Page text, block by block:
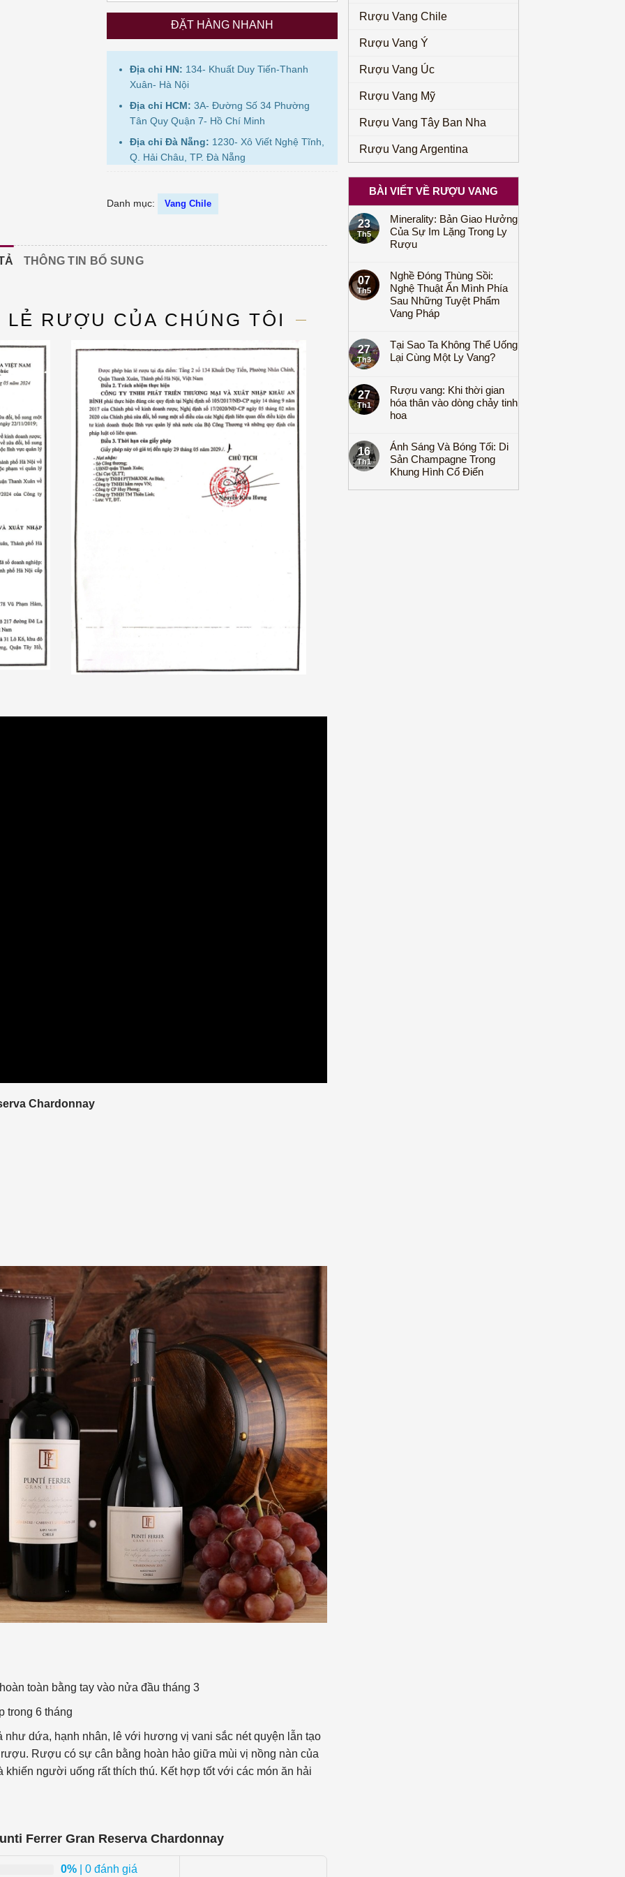
Rượu Vang Chile
Rượu Vang Ý
Rượu Vang Úc
Rượu Vang Mỹ
Rượu Vang Tây Ban Nha
Rượu Vang Argentina
BÀI VIẾT VỀ RƯỢU VANG
23
Th5
Minerality: Bản Giao Hưởng
Của Sự Im Lặng Trong Ly
Rượu
07
Th5
Nghề Đóng Thùng Sồi:
Nghệ Thuật Ẩn Mình Phía
Sau Những Tuyệt Phẩm
Vang Pháp
27
Th3
Tại Sao Ta Không Thể Uống
Lại Cùng Một Ly Vang?
27
Th1
Rượu vang: Khi thời gian
hóa thân vào dòng chảy tinh
hoa
16
Th1
Ánh Sáng Và Bóng Tối: Di
Sản Champagne Trong
Khung Hình Cổ Điển
ĐẶT HÀNG NHANH
Địa chỉ HN: 134- Khuất Duy Tiến-Thanh
Xuân- Hà Nội
Địa chỉ HCM: 3A- Đường Số 34 Phường
Tân Quy Quận 7- Hồ Chí Minh
Địa chỉ Đà Nẵng: 1230- Xô Viết Nghệ Tĩnh,
Q. Hải Châu, TP. Đà Nẵng
Danh mục: Vang Chile
THÔNG TIN BỔ SUNG
LẺ RƯỢU CỦA CHÚNG TÔI
Chardonnay
toàn bằng tay vào nửa đầu tháng 3
trong 6 tháng
dứa, hạnh nhân, lê với hương vị vani sắc nét quyện lẫn tạo
Rượu có sự cân bằng hoàn hảo giữa mùi vị nồng nàn của
khiến người uống rất thích thú. Kết hợp tốt với các món ăn hải
Ferrer Gran Reserva Chardonnay
0% | 0 đánh giá